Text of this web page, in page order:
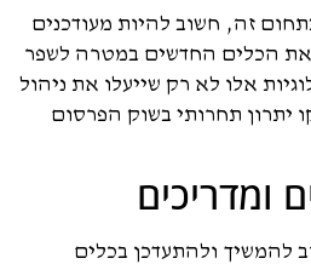
זה, חשוב להיות מעודכנים
את הכלים החדשים במטרה לשפר
אלו לא רק שייעלו את ניהול
יתרון תחרותי בשוק הפרסום
ומדריכים
להמשיך ולהתעדכן בכלים